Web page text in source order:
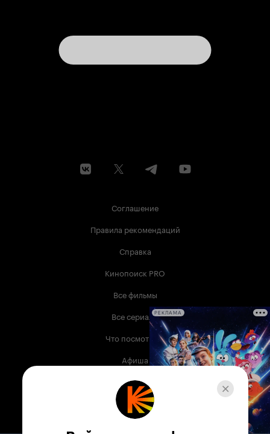
Соглашение
Правила рекомендаций
Справка
Кинопоиск PRO
Все фильмы
Все сериалы
Что посмотреть
Афиша
Музыка
Телепрограмма
РЕКЛАМА